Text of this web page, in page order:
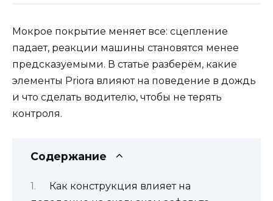
Мокрое покрытие меняет все: сцепление
падает, реакции машины становятся менее
предсказуемыми. В статье разберём, какие
элементы Priora влияют на поведение в дождь
и что сделать водителю, чтобы не терять
контроля.
Содержание
Как конструкция влияет на